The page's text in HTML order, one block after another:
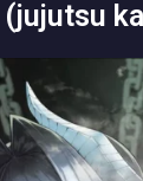
(jujutsu